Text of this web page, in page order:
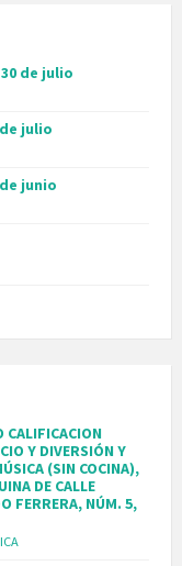
de julio
julio
junio
CALIFICACION
Y DIVERSIÓN Y
(SIN COCINA),
DE CALLE
FERRERA, NÚM. 5,